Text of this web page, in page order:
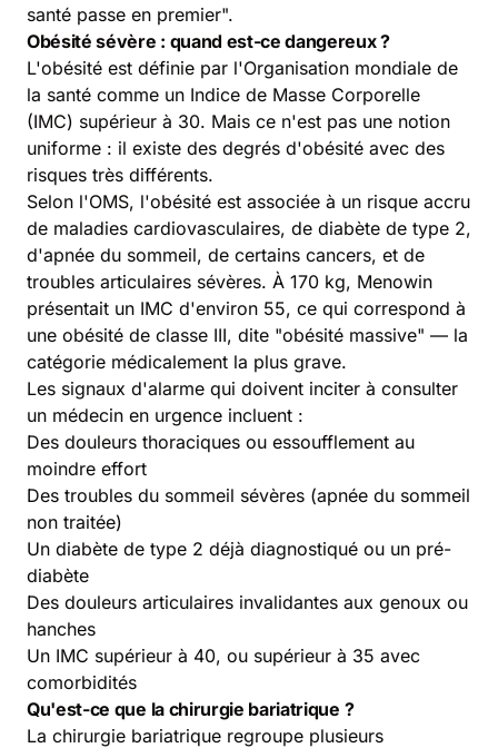
santé passe en premier".
Obésité sévère : quand est-ce dangereux ?
L'obésité est définie par l'Organisation mondiale de
la santé comme un Indice de Masse Corporelle
(IMC) supérieur à 30. Mais ce n'est pas une notion
uniforme : il existe des degrés d'obésité avec des
risques très différents.
Selon l'OMS, l'obésité est associée à un risque accru
de maladies cardiovasculaires, de diabète de type 2,
d'apnée du sommeil, de certains cancers, et de
troubles articulaires sévères. À 170 kg, Menowin
présentait un IMC d'environ 55, ce qui correspond à
une obésité de classe III, dite "obésité massive" — la
catégorie médicalement la plus grave.
Les signaux d'alarme qui doivent inciter à consulter
un médecin en urgence incluent :
Des douleurs thoraciques ou essoufflement au
moindre effort
Des troubles du sommeil sévères (apnée du sommeil
non traitée)
Un diabète de type 2 déjà diagnostiqué ou un pré-
diabète
Des douleurs articulaires invalidantes aux genoux ou
hanches
Un IMC supérieur à 40, ou supérieur à 35 avec
comorbidités
Qu'est-ce que la chirurgie bariatrique ?
La chirurgie bariatrique regroupe plusieurs